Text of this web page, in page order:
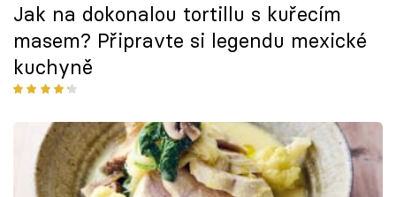
Jak na dokonalou tortillu s kuřecím
masem? Připravte si legendu mexické
kuchyně